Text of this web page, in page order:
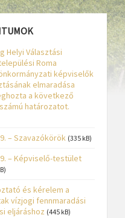
Helyi Választási
Roma
képviselők
elmaradása
a következő
határozatot.
– Szavazókörök (335 kB)
– Képviselő-testület
és kérelem a
vízjogi fennmaradási
eljáráshoz (445 kB)